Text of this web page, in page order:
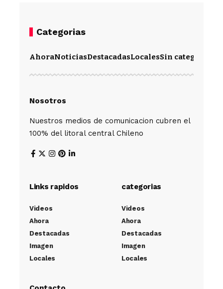
Categorias
AhoraNoticiasDestacadasLocalesSin categoría
Nosotros
Nuestros medios de comunicacion cubren el
100% del litoral central Chileno
Links rapidos
Videos
Ahora
Destacadas
Imagen
Locales
categorias
Videos
Ahora
Destacadas
Imagen
Locales